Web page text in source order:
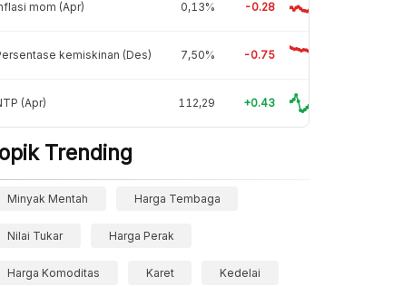
mom (Apr) 0,13% -0.28
kemiskinan (Des) 7,50% -0.75
(Apr) 112,29 +0.43
Trending
Minyak Mentah Harga Tembaga
Nilai Tukar Harga Perak
Harga Komoditas Karet Kedelai